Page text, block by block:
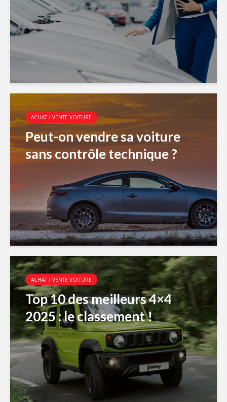
ACHAT / VENTE VOITURE
Peut-on vendre sa voiture
sans contrôle technique ?
ACHAT / VENTE VOITURE
Top 10 des meilleurs 4×4
2025 : le classement !